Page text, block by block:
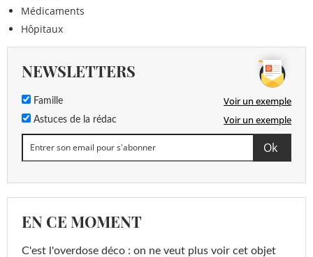
Médicaments
Hôpitaux
NEWSLETTERS
Famille Voir un exemple
Astuces de la rédac Voir un exemple
EN CE MOMENT
C'est l'overdose déco : on ne veut plus voir cet objet